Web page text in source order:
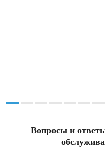
Вопросы и